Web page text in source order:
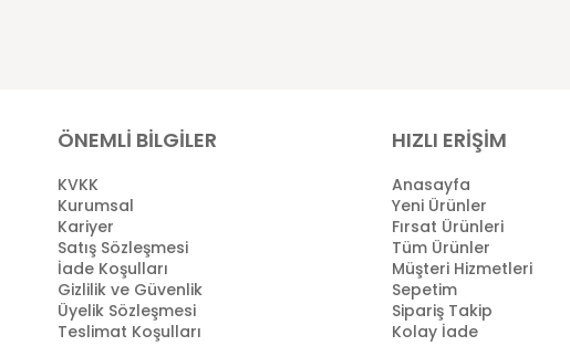
ÖNEMLİ BİLGİLER
KVKK
Kurumsal
Kariyer
Satış Sözleşmesi
İade Koşulları
Gizlilik ve Güvenlik
Üyelik Sözleşmesi
Teslimat Koşulları
HIZLI ERİŞİM
Anasayfa
Yeni Ürünler
Fırsat Ürünleri
Tüm Ürünler
Müşteri Hizmetleri
Sepetim
Sipariş Takip
Kolay İade